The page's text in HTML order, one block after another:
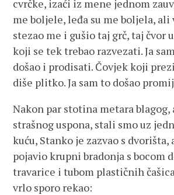
cvrčke, izaći iz mene jednom
me boljele, leđa su me boljela, ali
stezao me i gušio taj grč, taj čvor
koji se tek trebao razvezati. Ja
došao i prodisati. Čovjek koji
diše plitko. Ja sam to došao
Nakon par stotina metara blagog,
strašnog uspona, stali smo uz
kuću, Stanko je zazvao s dvorišta,
pojavio krupni bradonja s bocom
travarice i tubom plastičnih
vrlo sporo rekao: